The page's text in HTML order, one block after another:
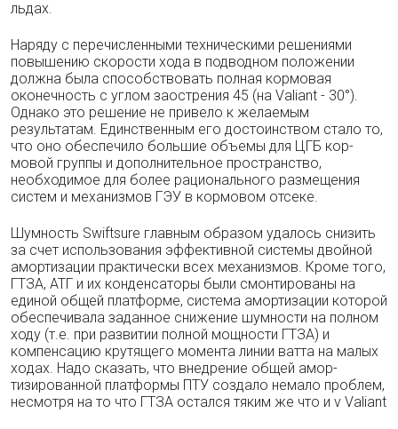
льдах.
Наряду с перечисленными техническими решениями
повышению скорости хода в под­водном положении
должна была способство­вать полная кормовая
оконечность с углом заострения 45 (на Valiant - 30°).
Однако это решение не привело к желаемым
результатам. Единственным его достоинством стало то,
что оно обеспечило большие объемы для ЦГБ кор­
мовой группы и дополнительное пространство,
необходимое для более рационального разме­щения
систем и механизмов ГЭУ в кормовом отсеке.
Шумность Swiftsure главным образом уда­лось снизить
за счет использования эффек­тивной системы двойной
амортизации прак­тически всех механизмов. Кроме того,
ГТЗА, АТГ и их конденсаторы были смонтированы на
единой общей платформе, система аморти­зации которой
обеспечивала заданное сниже­ние шумности на полном
ходу (т.е. при разви­тии полной мощности ГТЗА) и
компенсацию крутящего момента линии ватта на малых
хо­дах. Надо сказать, что внедрение общей амор­
тизированной платформы ПТУ создало нема­ло проблем,
несмотря на то что ГТЗА остался тяким же что и v Valiant